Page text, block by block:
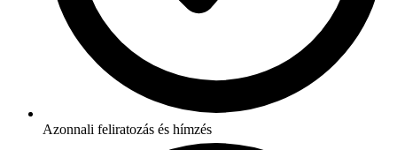
Azonnali feliratozás és hímzés